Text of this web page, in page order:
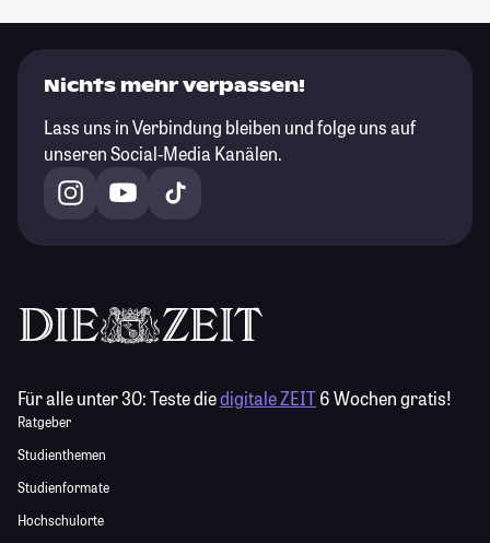
Nichts mehr verpassen!
Lass uns in Verbindung bleiben und folge uns auf
unseren Social-Media Kanälen.
Für alle unter 30:Teste diedigitale ZEIT6 Wochen gratis!
Ratgeber
Studienthemen
Studienformate
Hochschulorte